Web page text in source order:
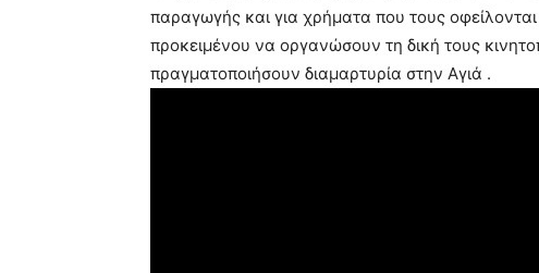
παραγωγής και για χρήματα που τους
προκειμένου να οργανώσουν τη δική τους
πραγματοποιήσουν διαμαρτυρία στην Αγιά .